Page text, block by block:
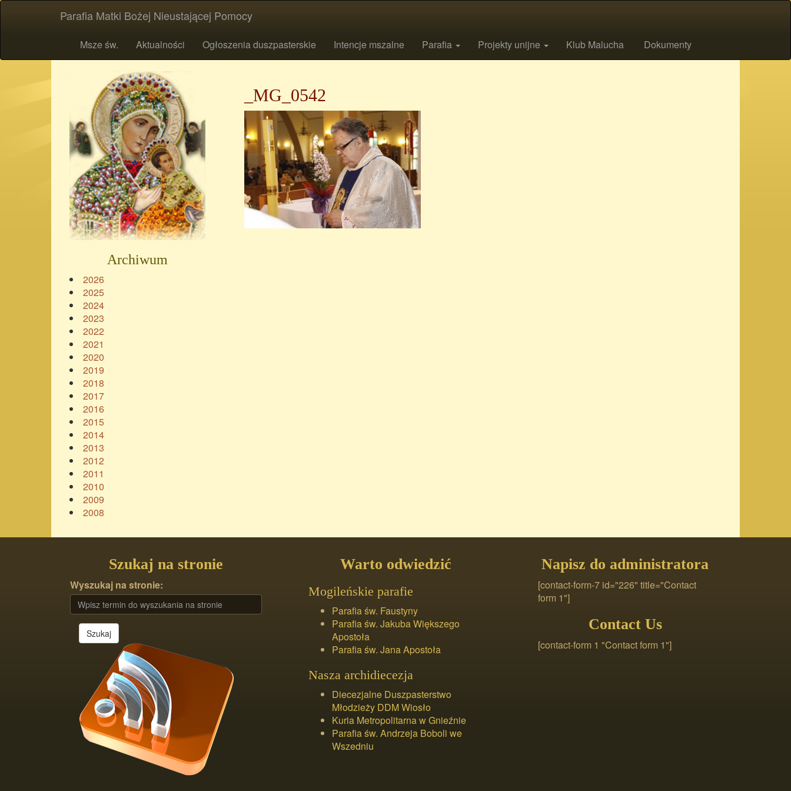
Parafia Matki Bożej Nieustającej Pomocy
Msze św. Aktualności Ogłoszenia duszpasterskie Intencje mszalne Parafia Projekty unijne Klub Malucha Dokumenty
_MG_0542
Archiwum
2026
2025
2024
2023
2022
2021
2020
2019
2018
2017
2016
2015
2014
2013
2012
2011
2010
2009
2008
Szukaj na stronie
Wyszukaj na stronie:
Szukaj
Warto odwiedzić
Mogileńskie parafie
Parafia św. Faustyny
Parafia św. Jakuba Większego
Apostoła
Parafia św. Jana Apostoła
Nasza archidiecezja
Diecezjalne Duszpasterstwo
Młodzieży DDM Wiosło
Kuria Metropolitarna w Gnieźnie
Parafia św. Andrzeja Boboli we
Wszedniu
Napisz do administratora
[contact-form-7 id="226" title="Contact
form 1"]
Contact Us
[contact-form 1 "Contact form 1"]